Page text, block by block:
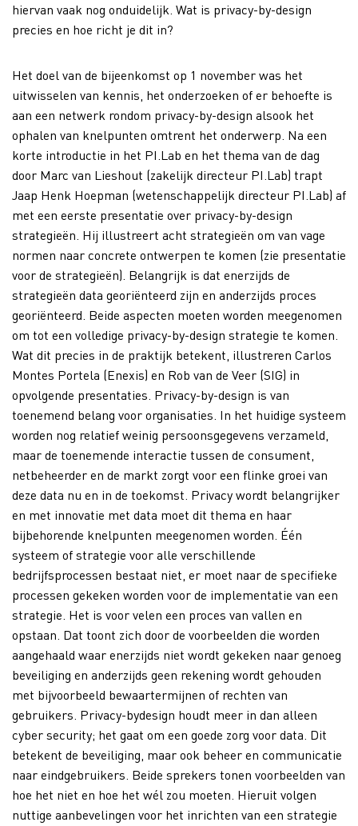
hiervan vaak nog onduidelijk. Wat is privacy-by-design
precies en hoe richt je dit in?
Het doel van de bijeenkomst op 1 november was het
uitwisselen van kennis, het onderzoeken of er behoefte is
aan een netwerk rondom privacy-by-design alsook het
ophalen van knelpunten omtrent het onderwerp. Na een
korte introductie in het PI.Lab en het thema van de dag
door Marc van Lieshout (zakelijk directeur PI.Lab) trapt
Jaap Henk Hoepman (wetenschappelijk directeur PI.Lab) af
met een eerste presentatie over privacy-by-design
strategieën. Hij illustreert acht strategieën om van vage
normen naar concrete ontwerpen te komen (zie presentatie
voor de strategieën). Belangrijk is dat enerzijds de
strategieën data georiënteerd zijn en anderzijds proces
georiënteerd. Beide aspecten moeten worden meegenomen
om tot een volledige privacy-by-design strategie te komen.
Wat dit precies in de praktijk betekent, illustreren Carlos
Montes Portela (Enexis) en Rob van de Veer (SIG) in
opvolgende presentaties. Privacy-by-design is van
toenemend belang voor organisaties. In het huidige systeem
worden nog relatief weinig persoonsgegevens verzameld,
maar de toenemende interactie tussen de consument,
netbeheerder en de markt zorgt voor een flinke groei van
deze data nu en in de toekomst. Privacy wordt belangrijker
en met innovatie met data moet dit thema en haar
bijbehorende knelpunten meegenomen worden. Één
systeem of strategie voor alle verschillende
bedrijfsprocessen bestaat niet, er moet naar de specifieke
processen gekeken worden voor de implementatie van een
strategie. Het is voor velen een proces van vallen en
opstaan. Dat toont zich door de voorbeelden die worden
aangehaald waar enerzijds niet wordt gekeken naar genoeg
beveiliging en anderzijds geen rekening wordt gehouden
met bijvoorbeeld bewaartermijnen of rechten van
gebruikers. Privacy-bydesign houdt meer in dan alleen
cyber security; het gaat om een goede zorg voor data. Dit
betekent de beveiliging, maar ook beheer en communicatie
naar eindgebruikers. Beide sprekers tonen voorbeelden van
hoe het niet en hoe het wél zou moeten. Hieruit volgen
nuttige aanbevelingen voor het inrichten van een strategie